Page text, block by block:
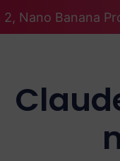
2, Nano Banana